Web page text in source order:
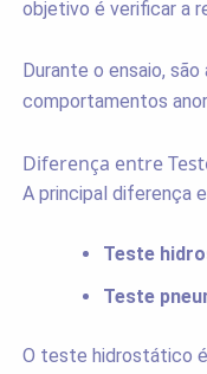
objetivo é verificar a
Durante o ensaio,
comportamentos
Diferença entre
A principal diferença
Teste
Teste
O teste hidrostático é